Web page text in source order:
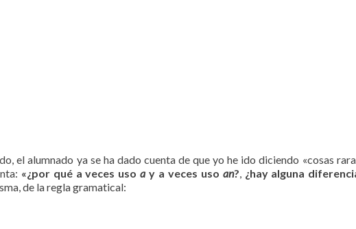
el alumnado ya se ha dado cuenta de que yo he ido diciendo «cosas
«¿por qué a veces usoa y a veces uso an?, ¿hay alguna
de la regla gramatical: